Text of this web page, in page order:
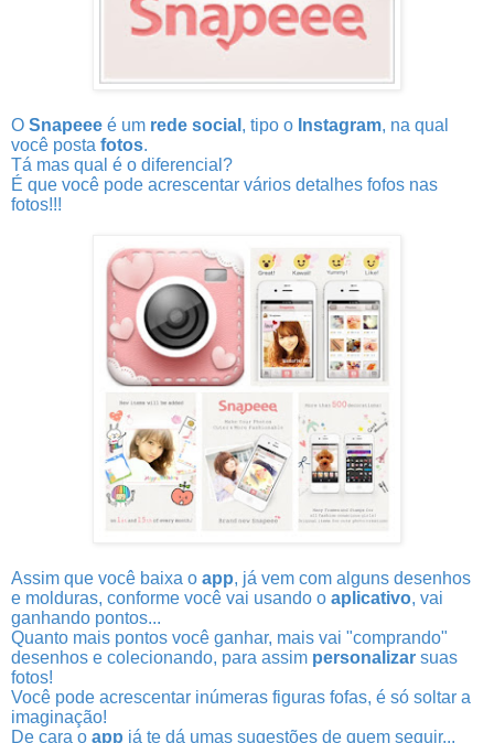
O Snapeee é um rede social , tipo o Instagram, na qual
você posta fotos.
Tá mas qual é o diferencial?
É que você pode acrescentar vários detalhes fofos nas
fotos!!!
Assim que você baixa o app, já vem com alguns desenhos
e molduras, conforme você vai usando o aplicativo, vai
ganhando pontos...
Quanto mais pontos você ganhar, mais vai "comprando"
desenhos e colecionando, para assim personalizar suas
fotos!
Você pode acrescentar inúmeras figuras fofas, é só soltar a
imaginação!
De cara o app já te dá umas sugestões de quem seguir...